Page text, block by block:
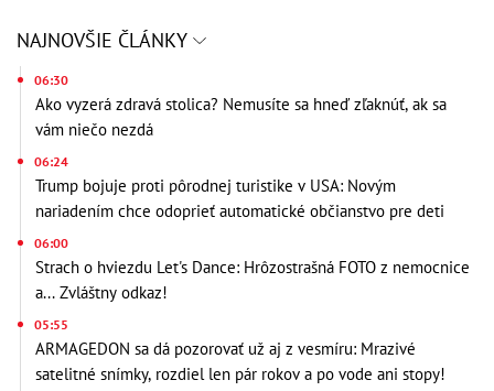
NAJNOVŠIE ČLÁNKY
06:30
Ako vyzerá zdravá stolica? Nemusíte sa hneď zľaknúť, ak sa
vám niečo nezdá
06:24
Trump bojuje proti pôrodnej turistike v USA: Novým
nariadením chce odoprieť automatické občianstvo pre deti
06:00
Strach o hviezdu Let's Dance: Hrôzostrašná FOTO z nemocnice
a... Zvláštny odkaz!
05:55
ARMAGEDON sa dá pozorovať už aj z vesmíru: Mrazivé
satelitné snímky, rozdiel len pár rokov a po vode ani stopy!